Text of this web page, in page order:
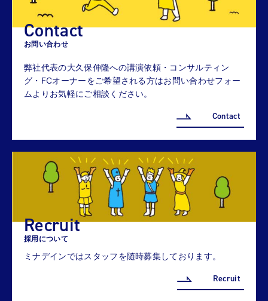
Contact
お問い合わせ
弊社代表の大久保伸隆への講演依頼・コンサルティン
グ・FCオーナーをご希望される方はお問い合わせフォー
ムよりお気軽にご相談ください。
Contact
Recruit
採用について
ミナデインではスタッフを随時募集しております。
Recruit